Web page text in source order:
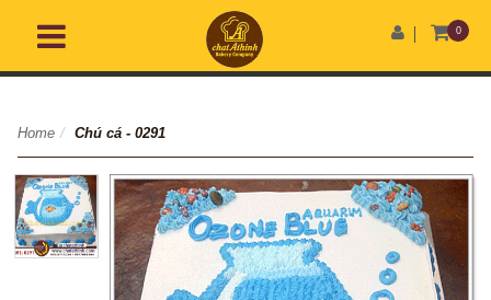
0
Home / Chú cá - 0291